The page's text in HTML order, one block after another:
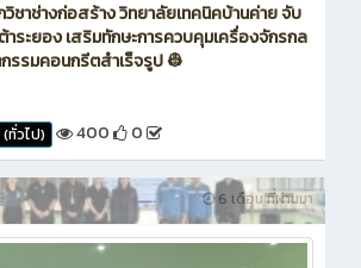
ชาช่างก่อสร้าง วิทยาลัยเทคนิคบ้านค่าย จับ
าระยอง เสริมทักษะการควบคุมเครื่องจักรกล
รรมคอนกรีตสำเร็จรูป 👷
ทั่วไป) 400 0
6 เดือน ที่ผ่านมา